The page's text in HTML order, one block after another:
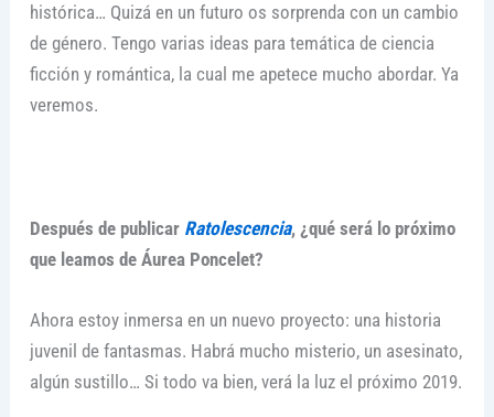
histórica… Quizá en un futuro os sorprenda con un cambio
de género. Tengo varias ideas para temática de ciencia
ficción y romántica, la cual me apetece mucho abordar. Ya
veremos.
Después de publicar Ratolescencia, ¿qué será lo próximo
que leamos de Áurea Poncelet?
Ahora estoy inmersa en un nuevo proyecto: una historia
juvenil de fantasmas. Habrá mucho misterio, un asesinato,
algún sustillo… Si todo va bien, verá la luz el próximo 2019.